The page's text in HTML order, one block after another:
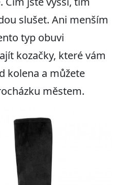
slušet. Ani menším
typ obuvi
kozačky, které vám
kolena a můžete
městem.